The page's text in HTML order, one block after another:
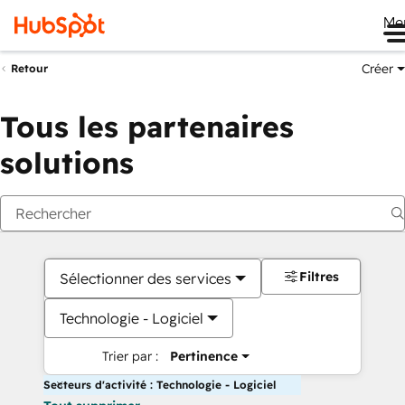
Retour Créer
Tous les partenaires
solutions
Sélectionner des services
Technologie - Logiciel
Trier par : Pertinence
Filtres
Secteurs d'activité : Technologie - Logiciel